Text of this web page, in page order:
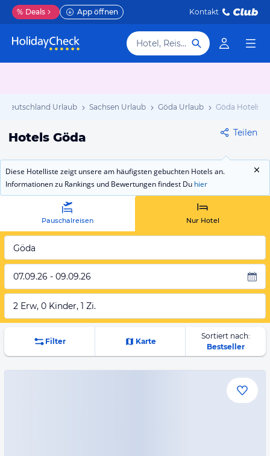
% Deals App öffnen Kontakt
Hotel, Reiseziel
Deutschland Urlaub Sachsen Urlaub Göda Urlaub Göda Hotels
Hotels Göda Teilen
Diese Hotelliste zeigt unsere am häufigsten gebuchten Hotels an.
Informationen zu Rankings und Bewertungen findest Du hier
Pauschalreisen Nur Hotel
Göda
07.09.26 - 09.09.26
2 Erw, 0 Kinder, 1 Zi.
Filter Karte
Sortiert nach:
Bestseller